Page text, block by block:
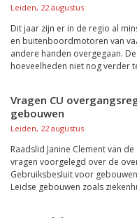
Leiden, 22 augustus
Dit jaar zijn er in de regio al
en buitenboordmotoren van
andere handen overgegaan.
hoeveelheden niet nog verder
Vragen CU
gebouwen
Leiden, 22 augustus
Raadslid Janine Clement van
vragen voorgelegd over de
Gebruiksbesluit voor
Leidse gebouwen zoals